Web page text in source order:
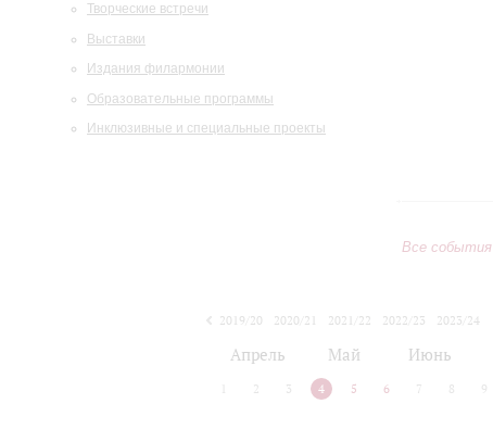
Творческие встречи
Выставки
Издания филармонии
Образовательные программы
Инклюзивные и специальные проекты
Все события
2019/20
2020/21 2021/22 2022/23
2023/24
Апрель Май Июнь
2 3 4 5 6 7 8 9